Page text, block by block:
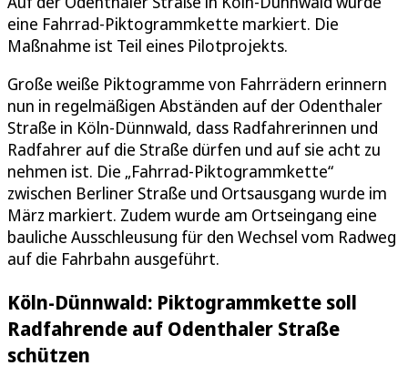
eine Fahrrad-Piktogrammkette markiert. Die
Maßnahme ist Teil eines Pilotprojekts.
Große weiße Piktogramme von Fahrrädern erinnern
nun in regelmäßigen Abständen auf der Odenthaler
Straße in Köln-Dünnwald, dass Radfahrerinnen und
Radfahrer auf die Straße dürfen und auf sie acht zu
nehmen ist. Die „Fahrrad-Piktogrammkette“
zwischen Berliner Straße und Ortsausgang wurde im
März markiert. Zudem wurde am Ortseingang eine
bauliche Ausschleusung für den Wechsel vom Radweg
auf die Fahrbahn ausgeführt.
Köln-Dünnwald: Piktogrammkette soll
Radfahrende auf Odenthaler Straße
schützen